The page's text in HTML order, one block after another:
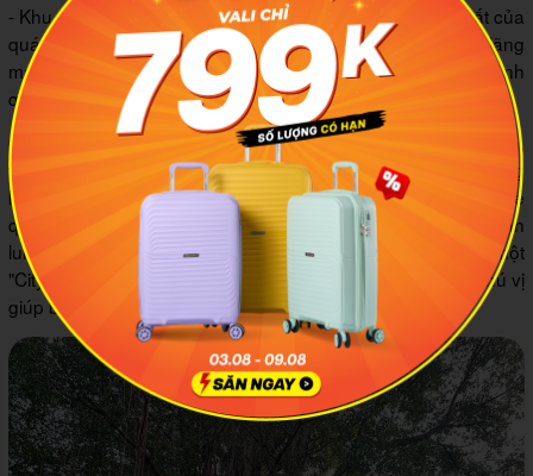
- Khu nhà gỗ trên cây cổ thụ: Đây là khu vực đặc biệt nhất của
quán, rất thích hợp cho các cặp đôi tìm kiếm không gian lãng
mạn và riêng tư. Từ đây, bạn có thể ngắm nhìn toàn bộ cảnh
quan tuyệt đẹp của Du Miên Garden Cafe.
Cuối tuần, hãy rủ bạn bè cùng đến Du Miên để trò chuyện,
thưởng thức những món đồ uống thơm ngon và tận hưởng
không gian yên bình giữa lòng Sài Gòn. Đặc biệt, nếu ghé
quán vào buổi tối, bạn sẽ được chiêm ngưỡng khung cảnh
lung linh dưới ánh đèn rực rỡ, tạo cảm giác như lạc vào một
"Citystars" giữa thành phố. Đây chắc chắn là trải nghiệm thú vị
giúp bạn quên đi sự xô bồ của cuộc sống thường nhật.